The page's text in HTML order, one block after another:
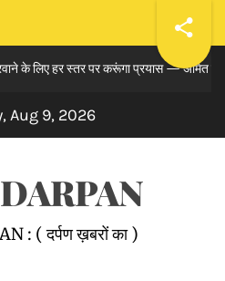
हर स्तर पर करूंगा प्रयास — अमित तनेजा
Aug 9, 2026
: ( दर्पण ख़बरों का )